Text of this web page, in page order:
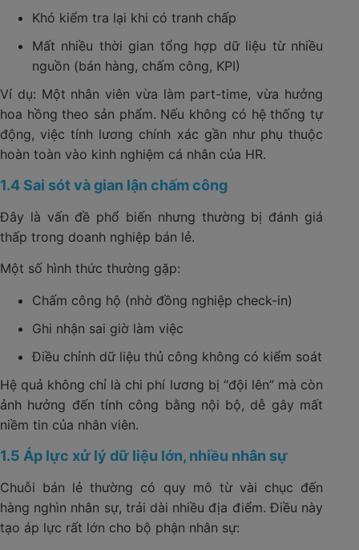
Khó kiểm tra lại khi có tranh chấp
Mất nhiều thời gian tổng hợp dữ liệu từ nhiều
nguồn (bán hàng, chấm công, KPI)
Ví dụ: Một nhân viên vừa làm part-time, vừa hưởng
hoa hồng theo sản phẩm. Nếu không có hệ thống tự
động, việc tính lương chính xác gần như phụ thuộc
hoàn toàn vào kinh nghiệm cá nhân của HR.
1.4 Sai sót và gian lận chấm công
Đây là vấn đề phổ biến nhưng thường bị đánh giá
thấp trong doanh nghiệp bán lẻ.
Một số hình thức thường gặp:
Chấm công hộ (nhờ đồng nghiệp check-in)
Ghi nhận sai giờ làm việc
Điều chỉnh dữ liệu thủ công không có kiểm soát
Hệ quả không chỉ là chi phí lương bị “đội lên” mà còn
ảnh hưởng đến tính công bằng nội bộ, dễ gây mất
niềm tin của nhân viên.
1.5 Áp lực xử lý dữ liệu lớn, nhiều nhân sự
Chuỗi bán lẻ thường có quy mô từ vài chục đến
hàng nghìn nhân sự, trải dài nhiều địa điểm. Điều này
tạo áp lực rất lớn cho bộ phận nhân sự: